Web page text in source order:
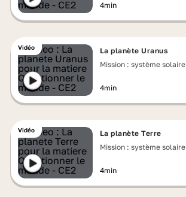
4min
Vidéo
La planète Uranus
Mission : système solaire
4min
Vidéo
La planète Terre
Mission : système solaire
4min